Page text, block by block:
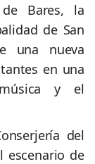
Bares, la
de San
una nueva
en una
y el
del
escenario de